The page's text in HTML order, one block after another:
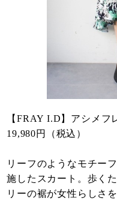
【FRAY I.D】アシメフ
19,980円（税込）
リーフのようなモチー
施したスカート。歩く
リーの裾が女性らしさ